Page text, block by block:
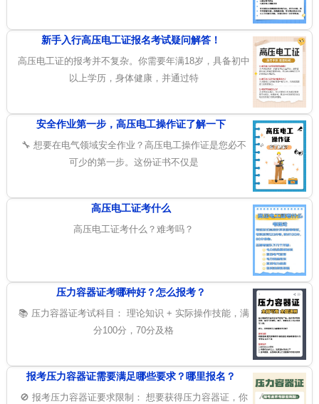
新手入行高压电工证报名考试疑问解答！
高压电工证的报考并不复杂。你需要年满18岁，具备初中
以上学历，身体健康，并通过特
安全作业第一步，高压电工操作证了解一下
🔧 想要在电气领域安全作业？高压电工操作证是您必不
可少的第一步。这份证书不仅是
高压电工证考什么
高压电工证考什么？难考吗？
压力容器证考哪种好？怎么报考？
📚 压力容器证考试科目： 理论知识 + 实际操作技能，满
分100分，70分及格
报考压力容器证需要满足哪些要求？哪里报名？
🚫 报考压力容器证要求限制： 想要获得压力容器证，你